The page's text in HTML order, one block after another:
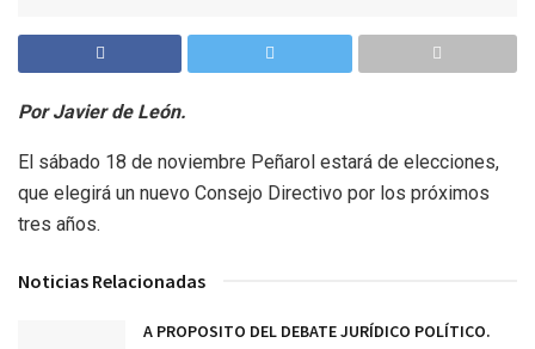
Por Javier de León.
El sábado 18 de noviembre Peñarol estará de elecciones,
que elegirá un nuevo Consejo Directivo por los próximos
tres años.
Noticias Relacionadas
A PROPOSITO DEL DEBATE JURÍDICO POLÍTICO.